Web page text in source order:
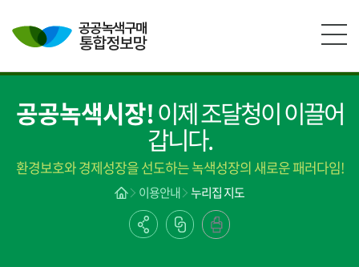
공공녹색시장!이제 조달청이 이끌어
갑니다.
환경보호와 경제성장을 선도하는 녹색성장의 새로운 패러다임!
이용안내 누리집 지도